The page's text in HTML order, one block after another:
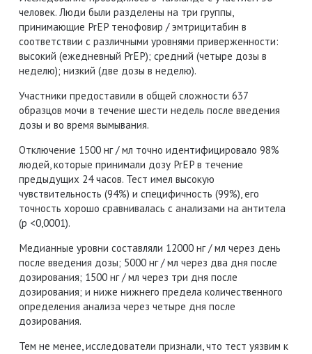
человек. Люди были разделены на три группы,
принимающие PrEP тенофовир / эмтрицитабин в
соответствии с различными уровнями приверженности:
высокий (ежедневный PrEP); средний (четыре дозы в
неделю); низкий (две дозы в неделю).
Участники предоставили в общей сложности 637
образцов мочи в течение шести недель после введения
дозы и во время вымывания.
Отключение 1500 нг / мл точно идентифицировало 98%
людей, которые принимали дозу PrEP в течение
предыдущих 24 часов. Тест имел высокую
чувствительность (94%) и специфичность (99%), его
точность хорошо сравнивалась с анализами на антитела
(р <0,0001).
Медианные уровни составляли 12000 нг / мл через день
после введения дозы; 5000 нг / мл через два дня после
дозирования; 1500 нг / мл через три дня после
дозирования; и ниже нижнего предела количественного
определения анализа через четыре дня после
дозирования.
Тем не менее, исследователи признали, что тест уязвим к